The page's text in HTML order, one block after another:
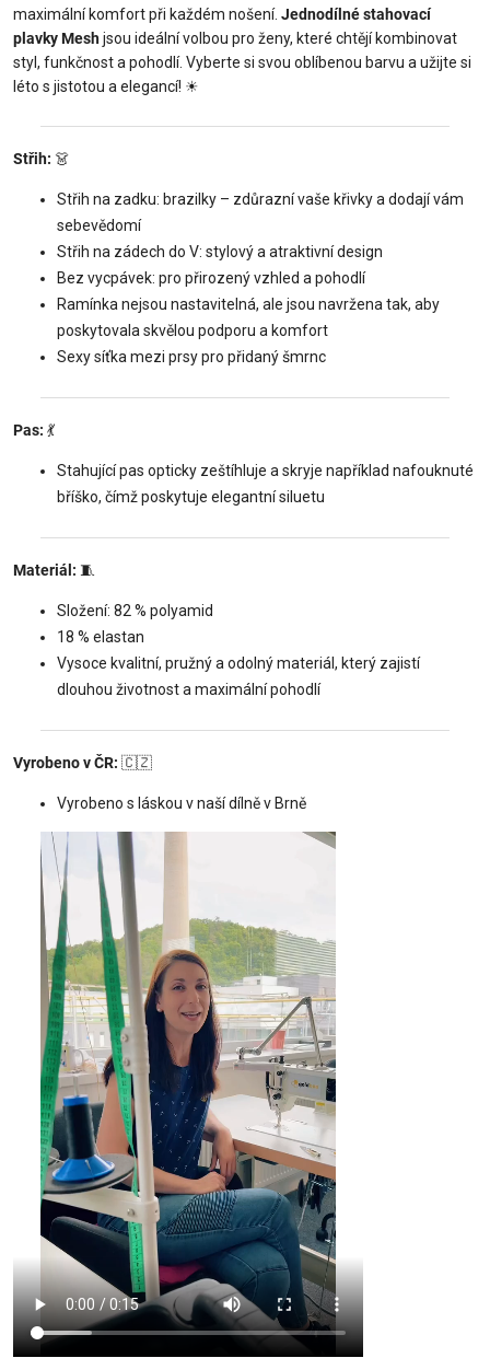
maximální komfort při každém nošení. Jednodílné stahovací
plavky Meshjsou ideální volbou pro ženy, které chtějí kombinovat
styl, funkčnost a pohodlí. Vyberte si svou oblíbenou barvu a užijte si
léto s jistotou a elegancí! ☀
Střih: 👗
Střih na zadku: brazilky – zdůrazní vaše křivky a dodají vám
sebevědomí
Střih na zádech do V: stylový a atraktivní design
Bez vycpávek: pro přirozený vzhled a pohodlí
Ramínka nejsou nastavitelná, ale jsou navržena tak, aby
poskytovala skvělou podporu a komfort
Sexy síťka mezi prsy pro přidaný šmrnc
Pas: 💃
Stahující pas opticky zeštíhluje a skryje například nafouknuté
bříško, čímž poskytuje elegantní siluetu
Materiál: 🧵
Složení: 82 % polyamid
18 % elastan
Vysoce kvalitní, pružný a odolný materiál, který zajistí
dlouhou životnost a maximální pohodlí
Vyrobeno v ČR: 🇨🇿
Vyrobeno s láskou v naší dílně v Brně